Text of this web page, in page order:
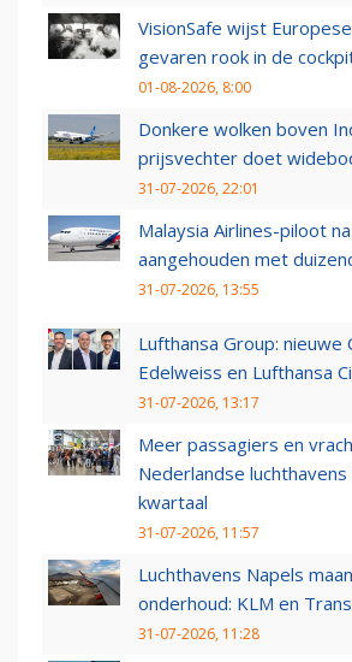
VisionSafe wijst
gevaren rook in de
01-08-2026, 8:00
Donkere wolken boven
prijsvechter doet
31-07-2026, 22:01
Malaysia Airlines-piloot
aangehouden met
31-07-2026, 13:55
Lufthansa Group: nieuwe
Edelweiss en Lufthansa
31-07-2026, 13:17
Meer passagiers en
Nederlandse
kwartaal
31-07-2026, 11:57
Luchthavens Napels
onderhoud: KLM en
31-07-2026, 11:28